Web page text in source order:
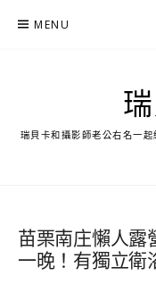
MENU
瑞貝卡和攝影師老公右名一
苗栗南庄懶人露
一晚！有獨立衛